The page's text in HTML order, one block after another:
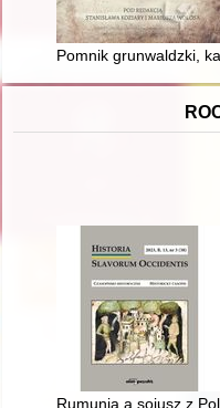
Pomnik grunwaldzki,
Rumunia a sojusz z